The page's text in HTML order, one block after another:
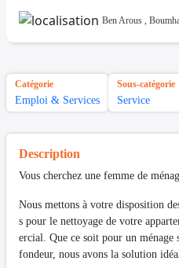
Ben Arous ,
Catégorie
Emploi & Services
Sous-catégorie
Service
Description
Vous cherchez une femme de
Nous mettons à votre disposition
s pour le nettoyage de votre
ercial. Que ce soit pour un
fondeur, nous avons la solution